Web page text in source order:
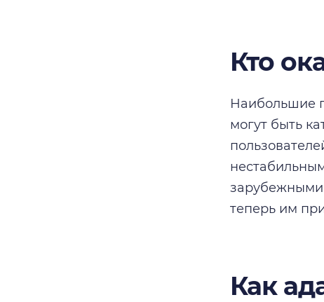
Кто
Наибольшие
могут быть
зарубежными
теперь им
Как